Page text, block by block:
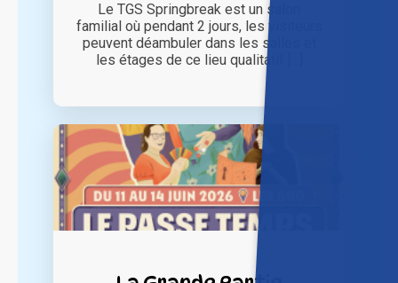
Le TGS Springbreak est un salon
familial où pendant 2 jours, les visiteurs
peuvent déambuler dans les salles et
les étages de ce lieu qualitatif [...]